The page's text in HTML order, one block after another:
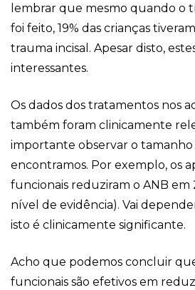
lembrar que mesmo quando o
foi feito, 19% das crianças
trauma incisal. Apesar disto,
interessantes.
Os dados dos tratamentos nos
também foram clinicamente
importante observar o
encontramos. Por exemplo, os
funcionais reduziram o ANB em
nível de evidência). Vai
isto é clinicamente significante.
Acho que podemos concluir
funcionais são efetivos em